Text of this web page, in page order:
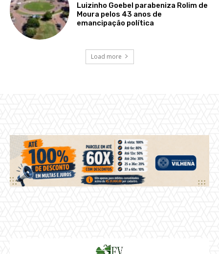
Luizinho Goebel parabeniza Rolim de
Moura pelos 43 anos de
emancipação política
Load more